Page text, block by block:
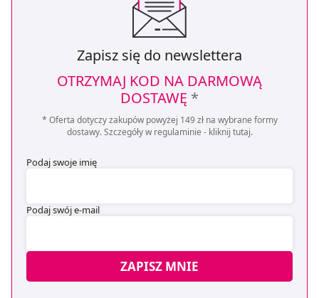
Zapisz się do newslettera
OTRZYMAJ KOD NA DARMOWĄ
DOSTAWĘ *
* Oferta dotyczy zakupów powyżej 149 zł na wybrane formy
dostawy. Szczegóły w regulaminie - kliknij tutaj.
Podaj swoje imię
Podaj swój e-mail
ZAPISZ MNIE